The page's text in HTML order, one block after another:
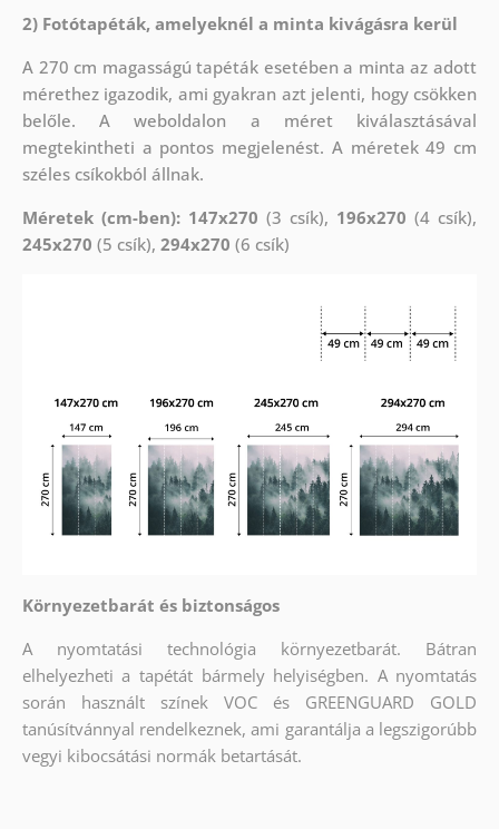
2) Fotótapéták, amelyeknél a minta kivágásra kerül
A 270 cm magasságú tapéták esetében a minta az adott
mérethez igazodik, ami gyakran azt jelenti, hogy csökken
belőle. A weboldalon a méret kiválasztásával
megtekintheti a pontos megjelenést. A méretek 49 cm
széles csíkokból állnak.
Méretek (cm-ben): 147x270 (3 csík), 196x270 (4 csík),
245x270 (5 csík), 294x270 (6 csík)
Környezetbarát és biztonságos
A nyomtatási technológia környezetbarát. Bátran
elhelyezheti a tapétát bármely helyiségben. A nyomtatás
során használt színek VOC és GREENGUARD GOLD
tanúsítvánnyal rendelkeznek, ami garantálja a legszigorúbb
vegyi kibocsátási normák betartását.